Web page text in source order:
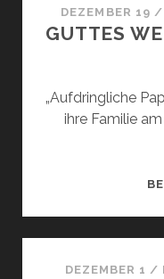
DEZEMBER 19 /
GUTTES
„Aufdringliche
ihre Familie
DEZEMBER 1 /